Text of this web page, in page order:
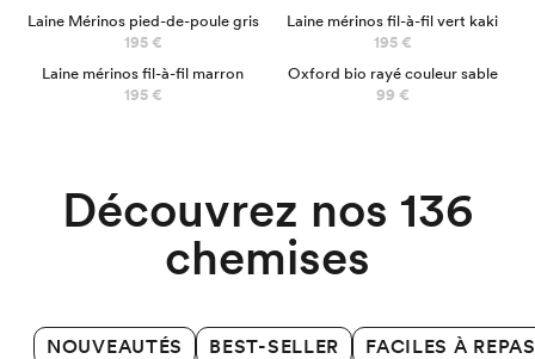
Laine Mérinos pied-de-poule gris
195 €
Laine mérinos fil-à-fil vert kaki
195 €
Laine mérinos fil-à-fil marron
195 €
Oxford bio rayé couleur sable
99 €
Découvrez nos 136
chemises
NOUVEAUTÉS BEST-SELLER FACILES À
Chemises Business